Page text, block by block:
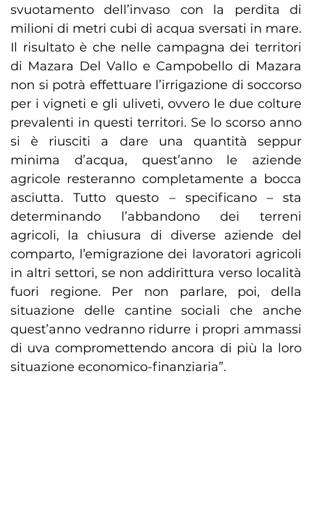
svuotamento dell’invaso con la perdita di
milioni di metri cubi di acqua sversati in mare.
Il risultato è che nelle campagna dei territori
di Mazara Del Vallo e Campobello di Mazara
non si potrà effettuare l’irrigazione di soccorso
per i vigneti e gli uliveti, ovvero le due colture
prevalenti in questi territori. Se lo scorso anno
si è riusciti a dare una quantità seppur
minima d’acqua, quest’anno le aziende
agricole resteranno completamente a bocca
asciutta. Tutto questo – specificano – sta
determinando l’abbandono dei terreni
agricoli, la chiusura di diverse aziende del
comparto, l’emigrazione dei lavoratori agricoli
in altri settori, se non addirittura verso località
fuori regione. Per non parlare, poi, della
situazione delle cantine sociali che anche
quest’anno vedranno ridurre i propri ammassi
di uva compromettendo ancora di più la loro
situazione economico-finanziaria”.